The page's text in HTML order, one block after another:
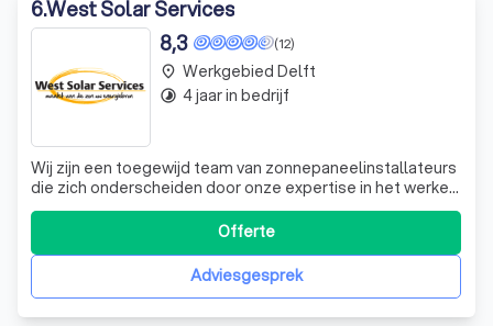
6.West Solar Services
(12)
8,3
Wij zijn een toegewijd team van zonnepaneelinstallateurs
die zich onderscheiden door onze expertise in het werken
met alle soorten daken. Onze ervaring brengt ons naar de
mooiste locaties in het hele land, wat ons werk verre van
saai maakt. Wij streven ernaar om duurzame
energieoplossingen te bieden
Adviesgesprek
Offerte
place Werkgebied Delft
timelapse 4 jaar in bedrijf